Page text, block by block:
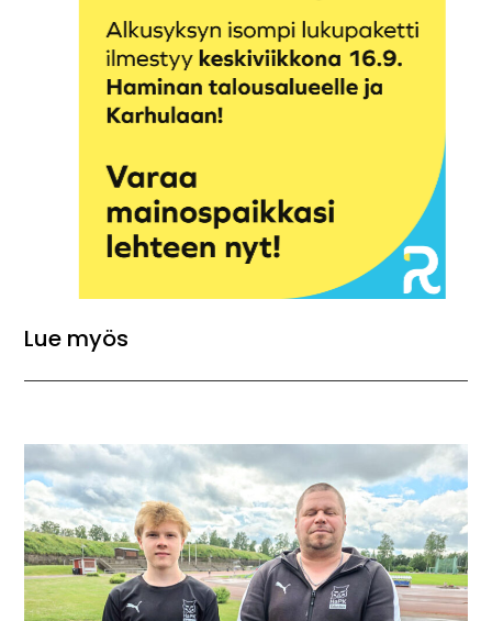
Lue myös